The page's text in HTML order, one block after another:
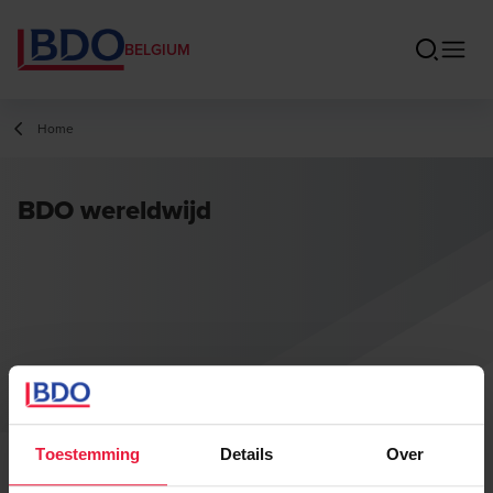
Toestemming Details Over
BELGIUM
Home
BDO wereldwijd